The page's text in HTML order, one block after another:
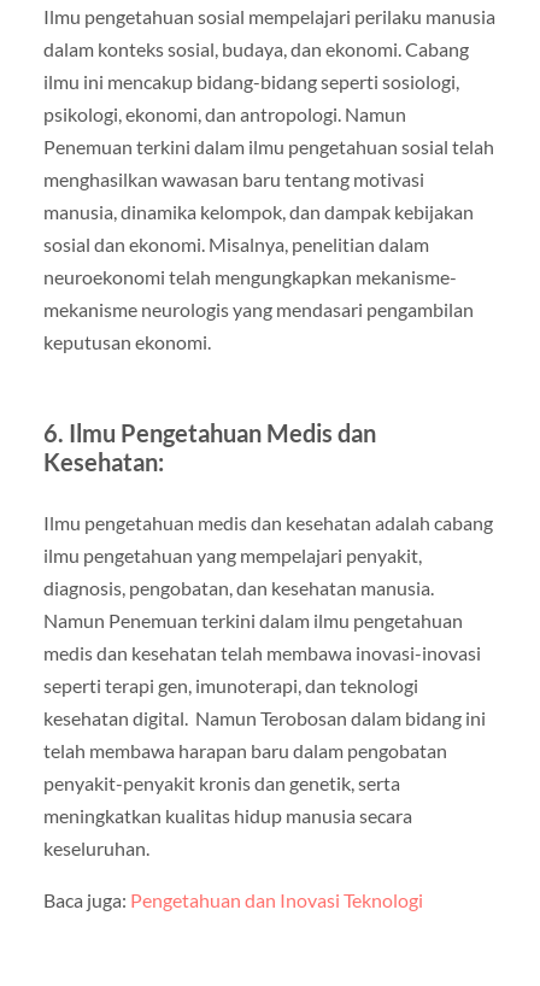
Ilmu pengetahuan sosial mempelajari perilaku manusia
dalam konteks sosial, budaya, dan ekonomi. Cabang
ilmu ini mencakup bidang-bidang seperti sosiologi,
psikologi, ekonomi, dan antropologi. Namun
Penemuan terkini dalam ilmu pengetahuan sosial telah
menghasilkan wawasan baru tentang motivasi
manusia, dinamika kelompok, dan dampak kebijakan
sosial dan ekonomi. Misalnya, penelitian dalam
neuroekonomi telah mengungkapkan mekanisme-
mekanisme neurologis yang mendasari pengambilan
keputusan ekonomi.
6. Ilmu Pengetahuan Medis dan
Kesehatan:
Ilmu pengetahuan medis dan kesehatan adalah cabang
ilmu pengetahuan yang mempelajari penyakit,
diagnosis, pengobatan, dan kesehatan manusia.
Namun Penemuan terkini dalam ilmu pengetahuan
medis dan kesehatan telah membawa inovasi-inovasi
seperti terapi gen, imunoterapi, dan teknologi
kesehatan digital. Namun Terobosan dalam bidang ini
telah membawa harapan baru dalam pengobatan
penyakit-penyakit kronis dan genetik, serta
meningkatkan kualitas hidup manusia secara
keseluruhan.
Baca juga: Pengetahuan dan Inovasi Teknologi